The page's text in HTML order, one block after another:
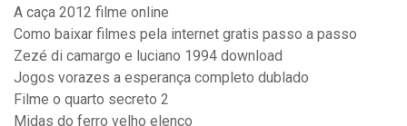
A caça 2012 filme online
Como baixar filmes pela internet gratis passo a passo
Zezé di camargo e luciano 1994 download
Jogos vorazes a esperança completo dublado
Filme o quarto secreto 2
Midas do ferro velho elenco